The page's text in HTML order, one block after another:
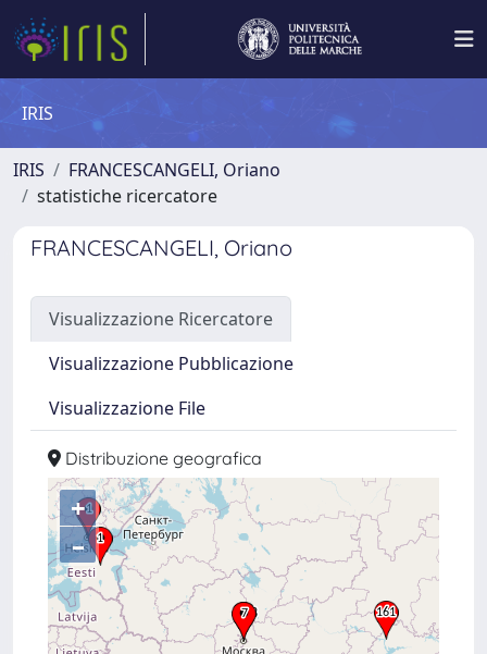
IRIS
IRIS
FRANCESCANGELI, Oriano
statistiche ricercatore
FRANCESCANGELI, Oriano
Visualizzazione Ricercatore
Visualizzazione Pubblicazione
Visualizzazione File
Distribuzione geografica
+
–